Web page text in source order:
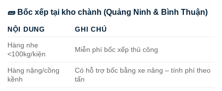
🧱 Bốc xếp tại kho chành (Quảng Ninh & Bình Thuận)
NỘI DUNG
GHI CHÚ
Hàng nhẹ
<100kg/kiện
Miễn phí bốc xếp thủ công
Hàng nặng/cồng
kềnh
Có hỗ trợ bốc bằng xe nâng – tính phí theo
tấn